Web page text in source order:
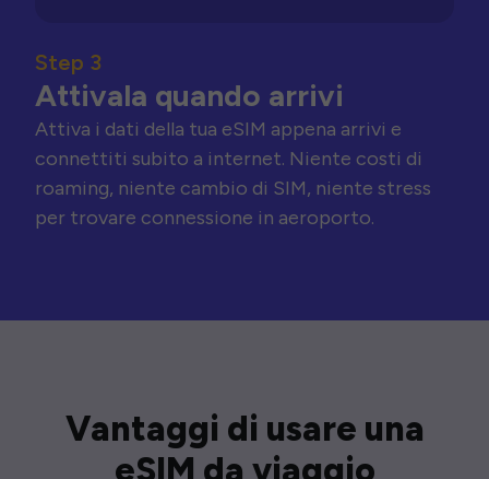
Step 3
Attivala quando arrivi
Attiva i dati della tua eSIM appena arrivi e
connettiti subito a internet. Niente costi di
roaming, niente cambio di SIM, niente stress
per trovare connessione in aeroporto.
Vantaggi di usare una
eSIM da viaggio